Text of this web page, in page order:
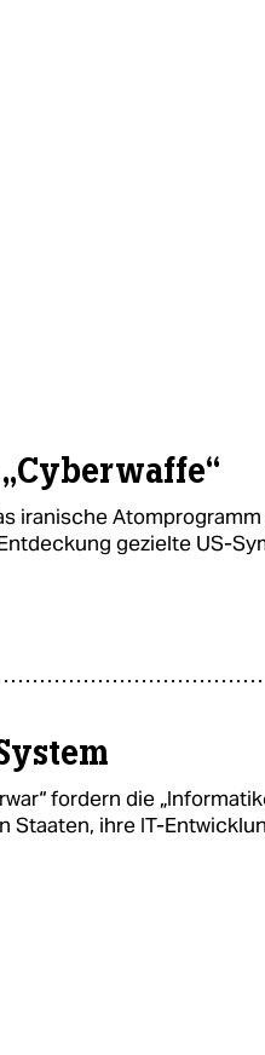
iranische Atomprogramm
gezielte US-
fordern die
Staaten, ihre IT-